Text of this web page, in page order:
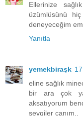
Ellerinize
üzümlüsünü
deneyeceğim
Yanıtla
yemekbiraşk
eline sağlık
bir ara çok
aksatıyorum
sevgiler canım..